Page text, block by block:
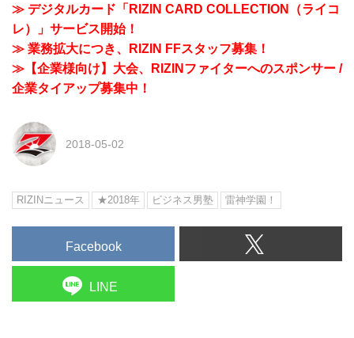
≫ デジタルカード「RIZIN CARD COLLECTION（ライコ
レ）」サービス開始！
≫ 業務拡大につき、RIZIN FFスタッフ募集！
≫【企業様向け】大会、RIZINファイターへのスポンサー /
企業タイアップ募集中！
2018-05-02
RIZINニュース ★2018年 ビジネス男塾 雷神学園！
Facebook
LINE